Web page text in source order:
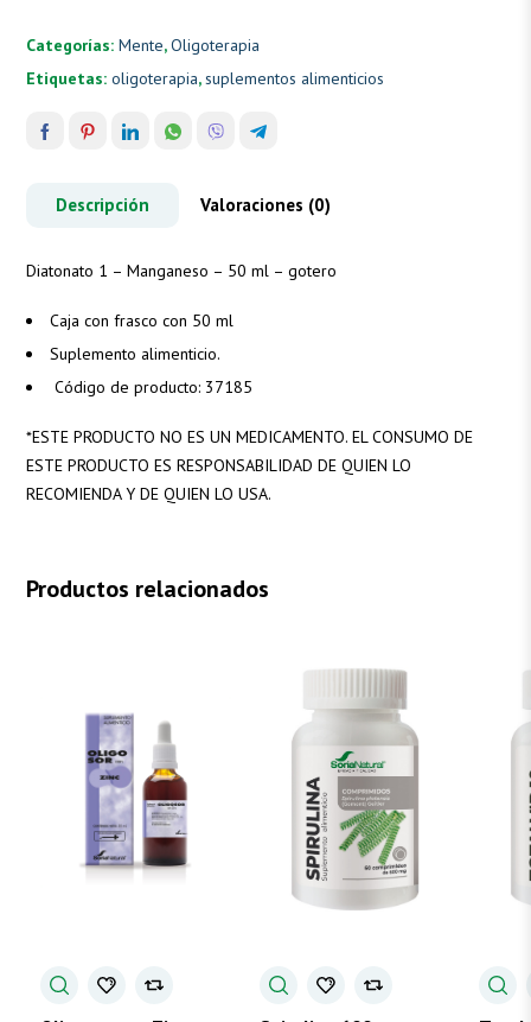
Categorías:Mente,Oligoterapia
Etiquetas:oligoterapia,suplementos alimenticios
Descripción Valoraciones (0)
Diatonato 1 – Manganeso – 50 ml – gotero
Caja con frasco con 50 ml
Suplemento alimenticio.
Código de producto: 37185
*ESTE PRODUCTO NO ES UN MEDICAMENTO. EL CONSUMO DE
ESTE PRODUCTO ES RESPONSABILIDAD DE QUIEN LO
RECOMIENDA Y DE QUIEN LO USA.
Productos relacionados